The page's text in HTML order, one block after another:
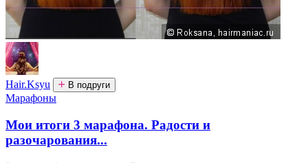
Hair.Ksyu В подруги
Марафоны
Мои итоги 3 марафона. Радости и
разочарования...